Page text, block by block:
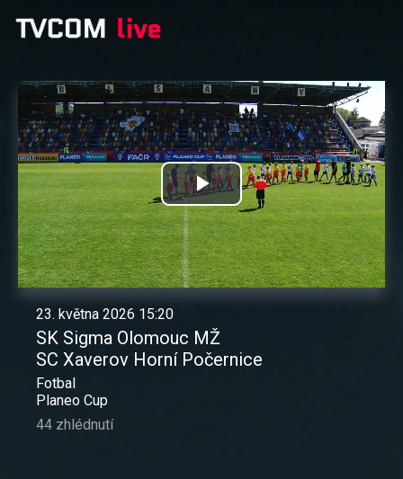
Přehrát
video
23. května 2026 15:20
SK Sigma Olomouc MŽ
SC Xaverov Horní Počernice
Fotbal
Planeo Cup
44 zhlédnutí